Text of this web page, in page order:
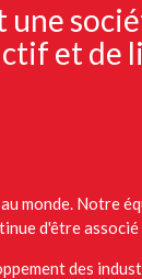
une
et de
monde. Notre
d'être
des